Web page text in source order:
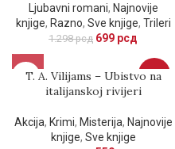
Ljubavni romani, Najnovije
knjige, Razno, Sve knjige, Trileri
1.298рсд 699 рсд
-50%
T. A. Vilijams – Ubistvo na
italijanskoj rivijeri
Akcija, Krimi, Misterija, Najnovije
knjige, Sve knjige